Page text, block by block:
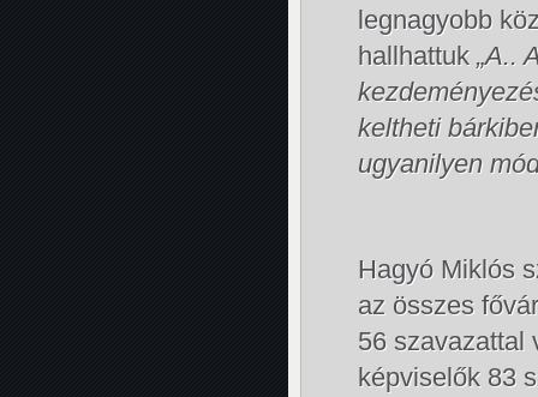
legnagyobb
hallhattuk „A..
keltheti
ugyanilyen
Hagyó Miklós
az összes
56 szavazattal
képviselők 83